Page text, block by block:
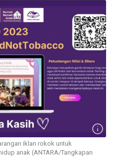
iklan rokok untuk
anak (ANTARA/Tangkapan